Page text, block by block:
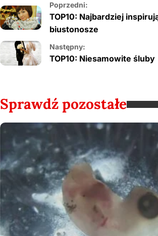
Poprzedni:
TOP10: Najbardziej
biustonosze
Następny:
TOP10: Niesamowite śluby
Sprawdź pozostałe